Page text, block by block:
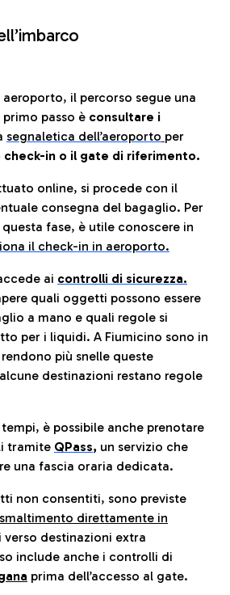
il percorso segue una
passo è consultare i
segnaletica dell’aeroporto per
check-in o il gate di riferimento.
online, si procede con il
consegna del bagaglio. Per
fase, è utile conoscere in
il check-in in aeroporto.
ai controlli di sicurezza.
quali oggetti possono essere
a mano e quali regole si
per i liquidi. A Fiumicino sono in
più snelle queste
destinazioni restano regole
è possibile anche prenotare
tramite QPass, un servizio che
una fascia oraria dedicata.
non consentiti, sono previste
direttamente in
verso destinazioni extra
include anche i controlli di
prima dell’accesso al gate.